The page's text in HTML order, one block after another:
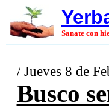
Sanate con
/ Jueves 8 de
Busco